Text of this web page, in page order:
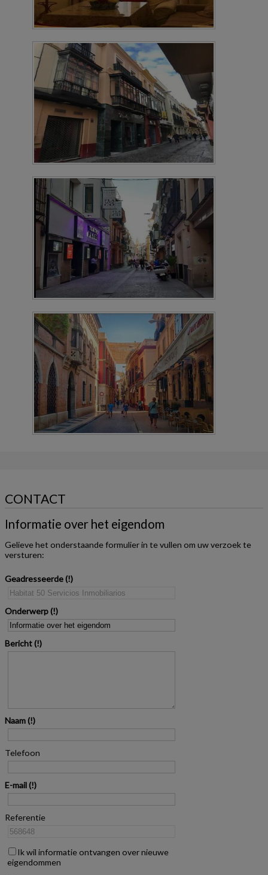
CONTACT
Informatie over het eigendom
Gelieve het onderstaande formulier in te vullen om uw verzoek te
versturen:
Geadresseerde
Onderwerp
Bericht
Naam
Telefoon
E-mail
Referentie
Ik wil informatie ontvangen over nieuwe
eigendommen